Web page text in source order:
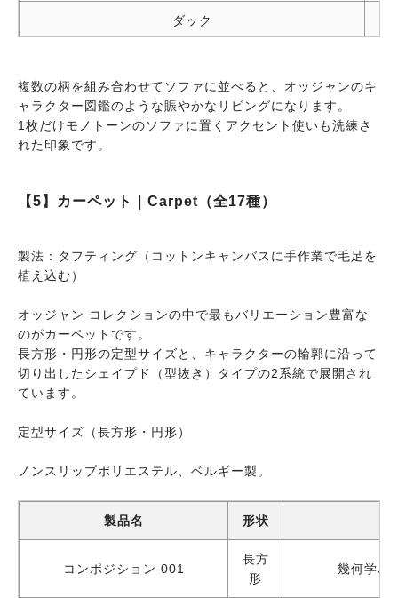
ダック
アケーラ
クッキー（新作）
オルソ ミル（新作）
複数の柄を組み合わせてソファに並べると、オッジャンのキ
ャラクター図鑑のような賑やかなリビングになります。
1枚だけモノトーンのソファに置くアクセント使いも洗練さ
れた印象です。
【5】カーペット｜Carpet（全17種）
製法：タフティング（コットンキャンバスに手作業で毛足を
植え込む）
オッジャン コレクションの中で最もバリエーション豊富な
のがカーペットです。
長方形・円形の定型サイズと、キャラクターの輪郭に沿って
切り出したシェイプド（型抜き）タイプの2系統で展開され
ています。
定型サイズ（長方形・円形）
ノンスリップポリエステル、ベルギー製。
製品名 形状
コンポジション 001
長方
形
幾何学パ